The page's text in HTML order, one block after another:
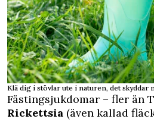
Klä dig i stövlar ute i naturen, det skyddar
Fästingsjukdomar – fler än
Rickettsia (även kallad